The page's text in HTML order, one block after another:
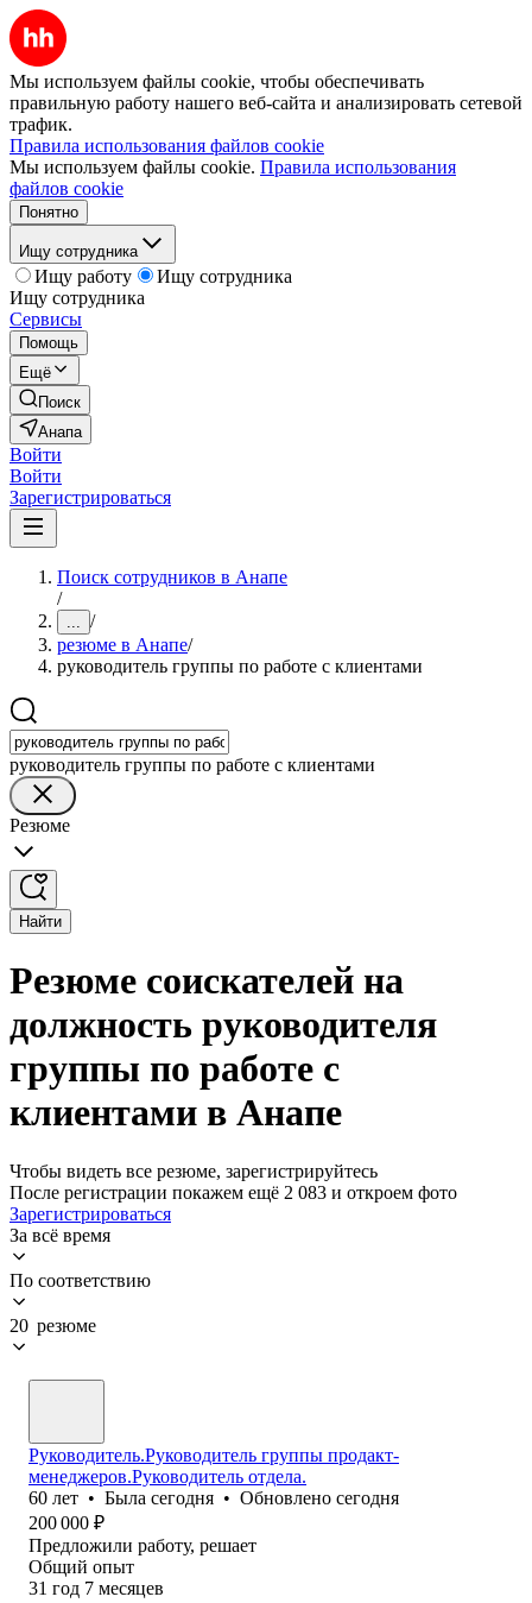
Мы используем файлы cookie, чтобы обеспечивать
правильную работу нашего веб-сайта и анализировать сетевой
трафик.
Правила использования файлов cookie
Мы используем файлы cookie. Правила использования
файлов cookie
Понятно
Ищу сотрудника
Ищу работу
Ищу сотрудника
Ищу сотрудника
Сервисы
Помощь
Ещё
Поиск
Анапа
Войти
Войти
Зарегистрироваться
Поиск сотрудников в Анапе
/
... /
резюме в Анапе/
руководитель группы по работе с клиентами
руководитель группы по работе с клиентами
Резюме
Найти
Резюме соискателей на
должность руководителя
группы по работе с
клиентами в Анапе
Чтобы видеть все резюме, зарегистрируйтесь
После регистрации покажем ещё 2 083 и откроем фото
Зарегистрироваться
За всё время
По соответствию
20 резюме
Руководитель.Руководитель группы продакт-
менеджеров.Руководитель отдела.
60 лет • Была сегодня • Обновлено сегодня
200 000 ₽
Предложили работу, решает
Общий опыт
31 год 7 месяцев